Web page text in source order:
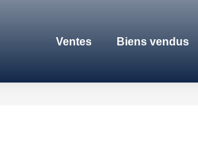
Ventes Biens vendus